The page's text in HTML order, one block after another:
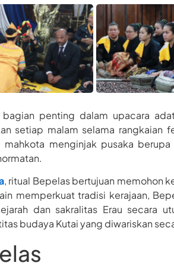
penting dalam upacara
setiap malam selama rangkaian
menginjak pusaka
, ritual Bepelas bertujuan memohon
memperkuat tradisi kerajaan,
dan sakralitas Erau secara
budaya Kutai yang diwariskan